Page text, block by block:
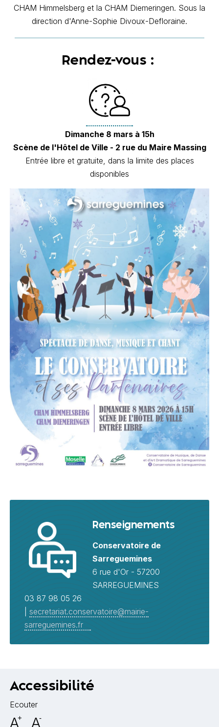
CHAM Himmelsberg et la CHAM Diemeringen. Sous la
direction d'Anne-Sophie Divoux-Defloraine.
Rendez-vous :
Dimanche 8 mars à 15h
Scène de l'Hôtel de Ville - 2 rue du Maire Massing
Entrée libre et gratuite, dans la limite des places
disponibles
Renseignements
Conservatoire de
Sarreguemines
6 rue d'Or - 57200
SARREGUEMINES
03 87 98 05 26
secretariat.conservatoire@mairie-
sarreguemines.fr
Accessibilité
Ecouter
A+ A-